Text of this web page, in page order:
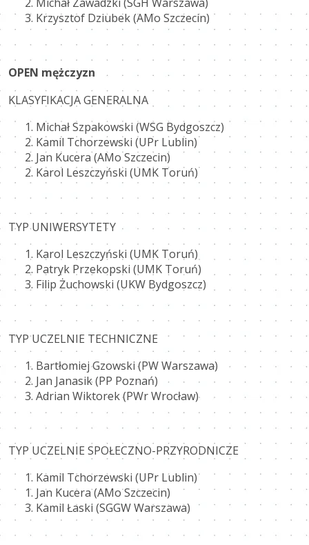
Krzysztof Dziubek (AMo Szczecin)
OPEN mężczyzn
KLASYFIKACJA GENERALNA
Michał Szpakowski (WSG Bydgoszcz)
Kamil Tchorzewski (UPr Lublin)
Jan Kucera (AMo Szczecin)
Karol Leszczyński (UMK Toruń)
TYP UNIWERSYTETY
Karol Leszczyński (UMK Toruń)
Patryk Przekopski (UMK Toruń)
Filip Żuchowski (UKW Bydgoszcz)
TYP UCZELNIE TECHNICZNE
Bartłomiej Gzowski (PW Warszawa)
Jan Janasik (PP Poznań)
Adrian Wiktorek (PWr Wrocław)
TYP UCZELNIE SPOŁECZNO-PRZYRODNICZE
Kamil Tchorzewski (UPr Lublin)
Jan Kucera (AMo Szczecin)
Kamil Łaski (SGGW Warszawa)